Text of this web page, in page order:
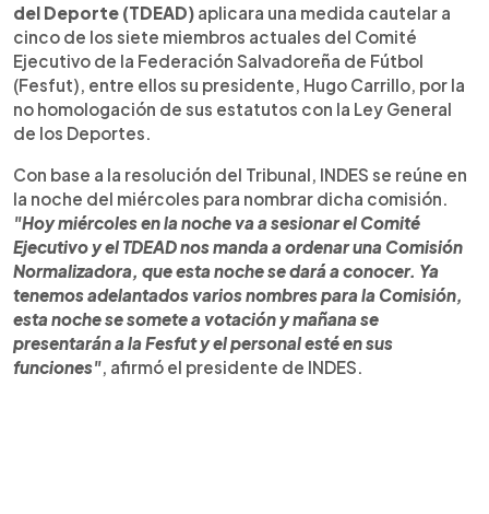
del Deporte (TDEAD) aplicara una medida cautelar a
cinco de los siete miembros actuales del Comité
Ejecutivo de la Federación Salvadoreña de Fútbol
(Fesfut), entre ellos su presidente, Hugo Carrillo, por la
no homologación de sus estatutos con la Ley General
de los Deportes.
Con base a la resolución del Tribunal, INDES se reúne en
la noche del miércoles para nombrar dicha comisión.
"Hoy miércoles en la noche va a sesionar el Comité
Ejecutivo y el TDEAD nos manda a ordenar una Comisión
Normalizadora, que esta noche se dará a conocer. Ya
tenemos adelantados varios nombres para la Comisión,
esta noche se somete a votación y mañana se
presentarán a la Fesfut y el personal esté en sus
funciones" , afirmó el presidente de INDES.